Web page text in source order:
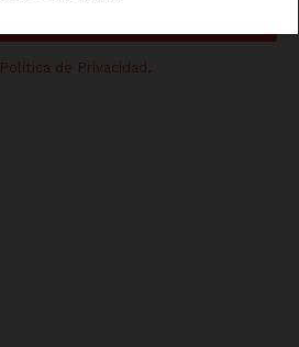
Política de Privacidad .